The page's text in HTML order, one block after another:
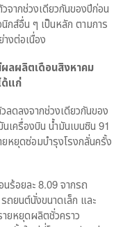
จากช่วงเดียวกันของปีก่อน
กส์อื่น ๆ เป็นหลัก ตามการ
งต่อเนื่อง
ลผลิตเดือนสิงหาคม
ด้แก่
ลดลงจากช่วงเดียวกันของ
เครื่องบิน น้ำมันเบนซิน 91
หยุดซ่อมบำรุงโรงกลั่นครั้ง
ร้อยละ 8.09 จากรถ
ถยนต์นั่งขนาดเล็ก และ
ยหยุดผลิตชั่วคราว